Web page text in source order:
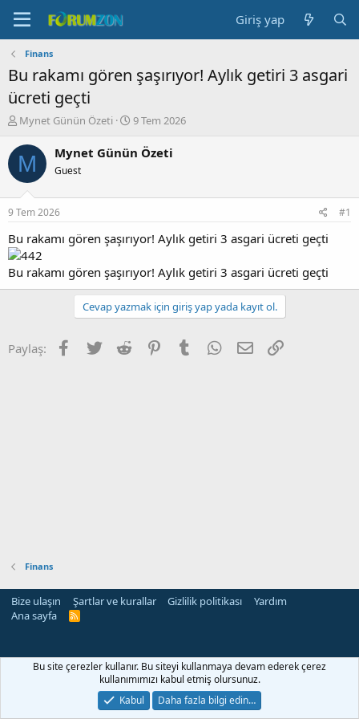
Giriş yap
Finans
Bu rakamı gören şaşırıyor! Aylık getiri 3 asgari
ücreti geçti
K
n
b
u
u
b
a
ş
l
a
t
Mynet Günün Özeti
B
ş
ç
t
r
i
h
i
9 Tem 2026
M Mynet Günün Özeti
Guest
9 Tem 2026 #1
Bu rakamı gören şaşırıyor! Aylık getiri 3 asgari ücreti geçti
Bu rakamı gören şaşırıyor! Aylık getiri 3 asgari ücreti geçti
Cevap yazmak için giriş yap yada kayıt ol.
Paylaş: Facebook
Twitter Reddit PinterestTumblr WhatsApp
E-posta
Finans
Bize ulaşın Şartlar ve kurallar Gizlilik politikası
Yardım
Ana sayfa
R
siteleri
Bu site çerezler kullanır. Bu siteyi kullanmaya devam ederek çerez
kullanımımızı kabul etmiş olursunuz.
Kabul
Daha fazla bilgi edin…